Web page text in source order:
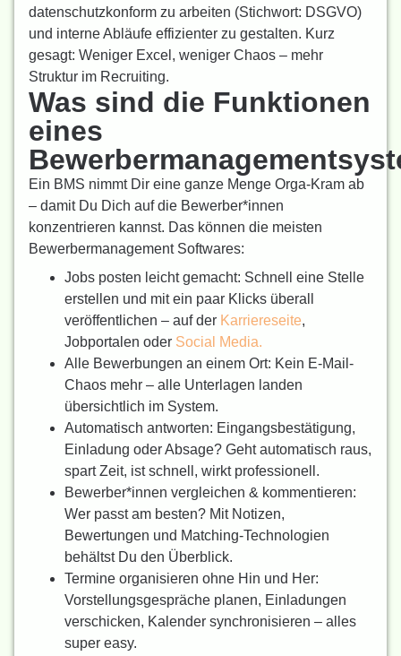
datenschutzkonform zu arbeiten (Stichwort: DSGVO)
und interne Abläufe effizienter zu gestalten. Kurz
gesagt: Weniger Excel, weniger Chaos – mehr
Struktur im Recruiting.
Was sind die Funktionen
eines
Ein BMS nimmt Dir eine ganze Menge Orga-Kram ab
– damit Du Dich auf die Bewerber*innen
konzentrieren kannst. Das können die meisten
Bewerbermanagement Softwares:
Jobs posten leicht gemacht: Schnell eine Stelle
erstellen und mit ein paar Klicks überall
veröffentlichen – auf der Karriereseite,
Jobportalen oder Social Media.
Alle Bewerbungen an einem Ort: Kein E-Mail-
Chaos mehr – alle Unterlagen landen
übersichtlich im System.
Automatisch antworten: Eingangsbestätigung,
Einladung oder Absage? Geht automatisch raus,
spart Zeit, ist schnell, wirkt professionell.
Bewerber*innen vergleichen & kommentieren:
Wer passt am besten? Mit Notizen,
Bewertungen und Matching-Technologien
behältst Du den Überblick.
Termine organisieren ohne Hin und Her:
Vorstellungsgespräche planen, Einladungen
verschicken, Kalender synchronisieren – alles
super easy.